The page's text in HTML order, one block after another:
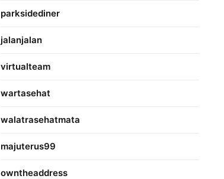
parksidediner
jalanjalan
virtualteam
wartasehat
walatrasehatmata
majuterus99
owntheaddress